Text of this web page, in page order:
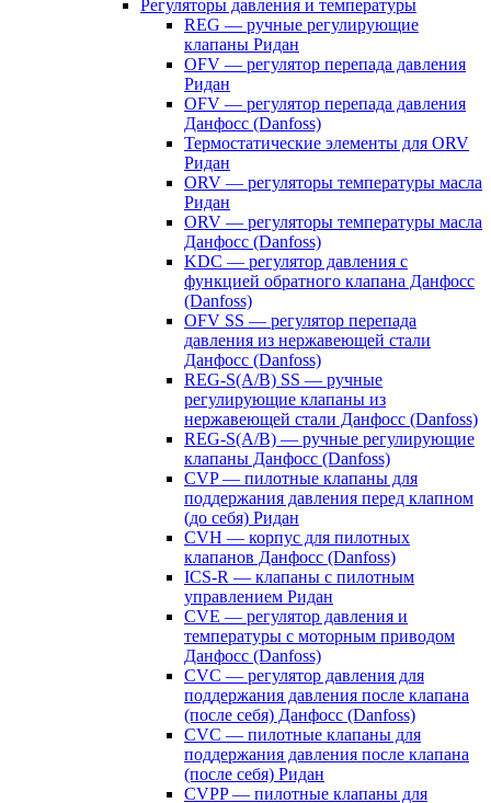
Регуляторы давления и температуры
REG — ручные регулирующие
клапаны Ридан
OFV — регулятор перепада давления
Ридан
OFV — регулятор перепада давления
Данфосс (Danfoss)
Термостатические элементы для ORV
Ридан
ORV — регуляторы температуры масла
Ридан
ORV — регуляторы температуры масла
Данфосс (Danfoss)
KDC — регулятор давления с
функцией обратного клапана Данфосс
(Danfoss)
OFV SS — регулятор перепада
давления из нержавеющей стали
Данфосс (Danfoss)
REG-S(A/B) SS — ручные
регулирующие клапаны из
нержавеющей стали Данфосс (Danfoss)
REG-S(A/B) — ручные регулирующие
клапаны Данфосс (Danfoss)
CVP — пилотные клапаны для
поддержания давления перед клапном
(до себя) Ридан
CVH — корпус для пилотных
клапанов Данфосс (Danfoss)
ICS-R — клапаны с пилотным
управлением Ридан
CVE — регулятор давления и
температуры с моторным приводом
Данфосс (Danfoss)
CVС — регулятор давления для
поддержания давления после клапана
(после себя) Данфосс (Danfoss)
CVС — пилотные клапаны для
поддержания давления после клапана
(после себя) Ридан
CVPP — пилотные клапаны для